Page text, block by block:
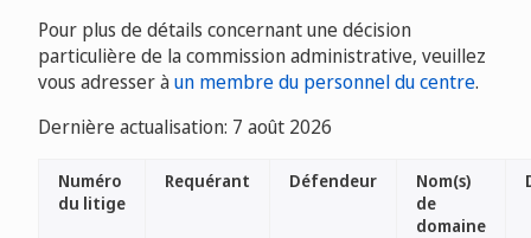
Pour plus de détails concernant une décision
particulière de la commission administrative, veuillez
vous adresser àun membre du personnel du centre.
Dernière actualisation: 7 août 2026
Numéro
du litige
Requérant Défendeur
Nom(s)
de
domaine